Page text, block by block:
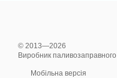
© 2013—2026
Виробник
Мобільна версія